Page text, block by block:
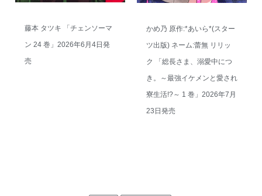
藤本 タツキ 「チェンソーマ
ン 24 巻」2026年6月4日発
売
かめ乃 原作:*あいら*(スター
ツ出版) ネーム:蕾無 リリッ
ク 「総長さま、溺愛中につ
き。～最強イケメンと愛され
寮生活!?～ 1 巻」2026年7月
23日発売